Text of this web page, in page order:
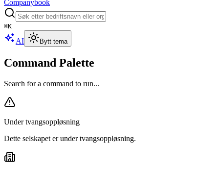
Companybook
⌘K
AI Bytt tema
Command Palette
Search for a command to run...
Under tvangsoppløsning
Dette selskapet er under tvangsoppløsning.